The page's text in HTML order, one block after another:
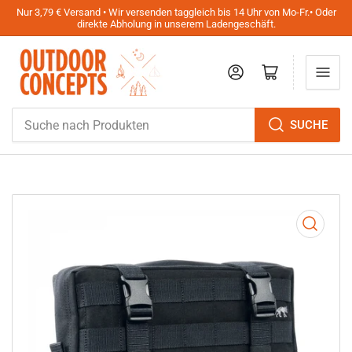
Nur 3,79 € Versand • Wir versenden taggleich bis 14 Uhr von Mo-Fr.• Oder
direkte Abholung in unserem Ladengeschäft.
nach
Produkten
SUCHE
AnmeldenMini-Warenkorb öffnen